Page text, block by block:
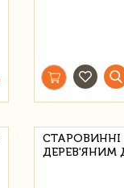
ДЕРЕВ'ЯНИМ